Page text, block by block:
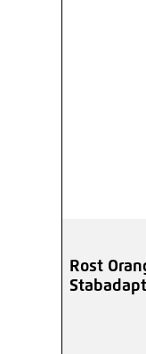
Rost